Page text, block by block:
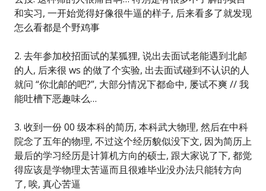
和实习, 一开始觉得好像很牛逼的样子, 后来看多了就发现
怎么看都是个野鸡事
2. 去年参加校招面试的某狐狸, 说出去面试老能遇到北邮
的人, 后来很 ws 的做了个实验, 出去面试碰到不认识的人
就问 “你北邮的吧?”, 大部分情况下都命中, 屡试不爽 // 我
能吐槽下恶趣味么…
3. 收到一份 00 级本科的简历, 本科武大物理, 然后在中科
院念了五年的物理, 不过这个经历貌似没下文, 因为简历上
最后的学习经历是计算机方向的硕士, 跟大家说了下, 都觉
得应该是学物理太苦逼而且很难毕业没办法只能转方向
了, 唉, 真心苦逼